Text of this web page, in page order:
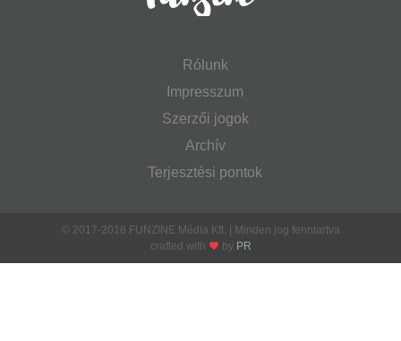
Rólunk
Impresszum
Szerzői jogok
Archív
Terjesztési pontok
© 2017-2018 FUNZINE Média Kft. | Minden jog fenntartva
crafted with
by PR